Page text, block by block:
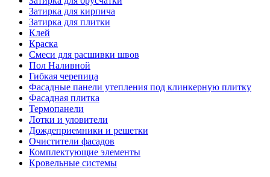
Затирка для кирпича
Затирка для плитки
Клей
Краска
Смеси для расшивки швов
Пол Наливной
Гибкая черепица
Фасадные панели утепления под клинкерную плитку
Фасадная плитка
Термопанели
Лотки и уловители
Дождеприемники и решетки
Очистители фасадов
Комплектующие элементы
Кровельные системы